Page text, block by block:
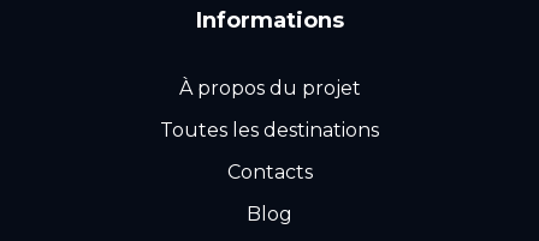
Informations
À propos du projet
Toutes les destinations
Contacts
Blog